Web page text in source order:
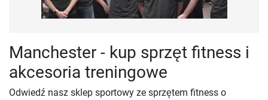
Manchester - kup sprzęt fitness i
akcesoria treningowe
Odwiedź nasz sklep sportowy ze sprzętem fitness o